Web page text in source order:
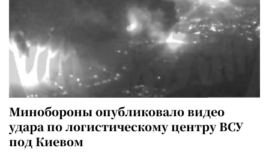
Минобороны опубликовало видео
удара по логистическому центру ВСУ
под Киевом